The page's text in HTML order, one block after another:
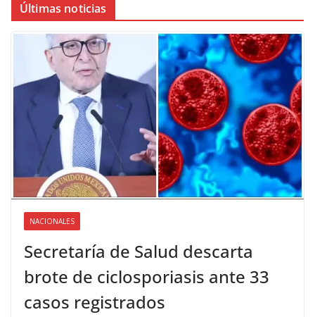
Últimas noticias
NACIONALES
Secretaría de Salud descarta
brote de ciclosporiasis ante 33
casos registrados